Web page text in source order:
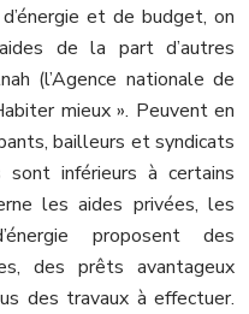
et de budget, on
de la part d’autres
(l’Agence nationale de
mieux ». Peuvent en
bailleurs et syndicats
inférieurs à certains
les aides privées, les
proposent des
des prêts avantageux
des travaux à effectuer.